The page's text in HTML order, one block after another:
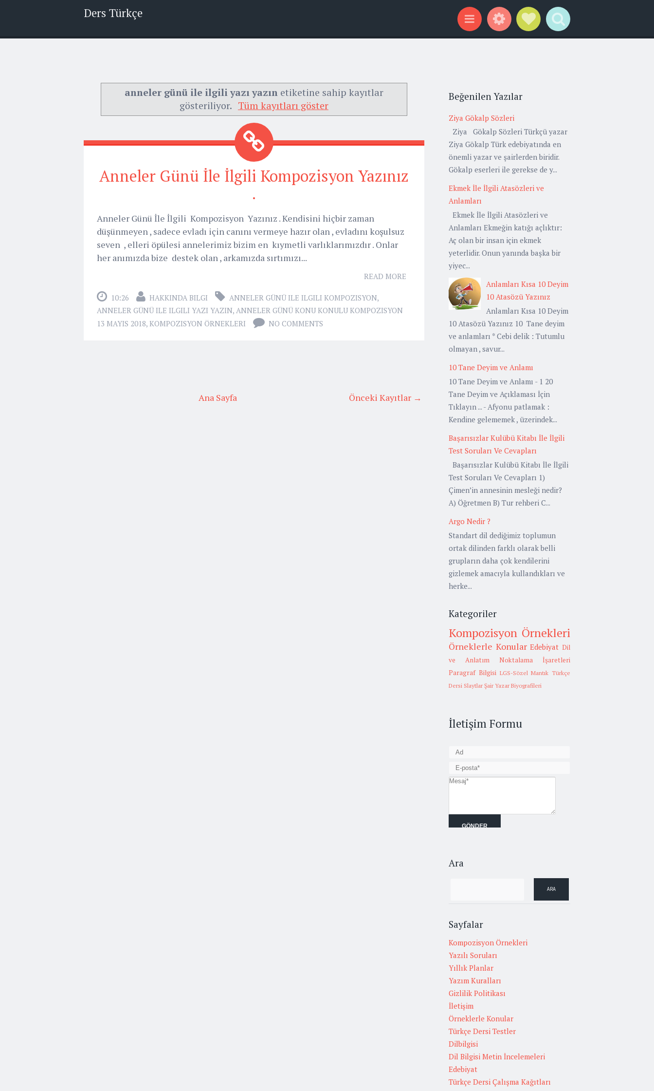
Ders Türkçe
Menu WidgetsSocial Links
Search
anneler günü ile ilgili yazı yazın etiketine sahip kayıtlar
gösteriliyor. Tüm kayıtları göster
Anneler Günü İle İlgili Kompozisyon Yazınız
.
Anneler Günü İle İlgili Kompozisyon Yazınız . Kendisini hiçbir zaman
düşünmeyen , sadece evladı için canını vermeye hazır olan , evladını koşulsuz
seven , elleri öpülesi annelerimiz bizim en kıymetli varlıklarımızdır . Onlar
her anımızda bize destek olan , arkamızda sırtımızı...
READ MORE
10:26 HAKKINDA BILGI ANNELER GÜNÜ ILE ILGILI KOMPOZISYON,
ANNELER GÜNÜ ILE ILGILI YAZI YAZIN, ANNELER GÜNÜ KONU KONULU KOMPOZISYON
13 MAYIS 2018, KOMPOZISYON ÖRNEKLERI NO COMMENTS
Önceki Kayıtlar →
Ana Sayfa
Beğenilen Yazılar
Ziya Gökalp Sözleri
Ziya Gökalp Sözleri Türkçü yazar
Ziya Gökalp Türk edebiyatında en
önemli yazar ve şairlerden biridir.
Gökalp eserleri ile gerekse de y...
Ekmek İle İlgili Atasözleri ve
Anlamları
Ekmek İle İlgili Atasözleri ve
Anlamları Ekmeğin katığı açlıktır:
Aç olan bir insan için ekmek
yeterlidir. Onun yanında başka bir
yiyec...
Anlamları Kısa 10 Deyim
10 Atasözü Yazınız
Anlamları Kısa 10 Deyim
10 Atasözü Yazınız 10 Tane deyim
ve anlamları * Cebi delik : Tutumlu
olmayan , savur...
10 Tane Deyim ve Anlamı
10 Tane Deyim ve Anlamı - 1 20
Tane Deyim ve Açıklaması İçin
Tıklayın ... - Afyonu patlamak :
Kendine gelememek , üzerindek...
Başarısızlar Kulübü Kitabı İle İlgili
Test Soruları Ve Cevapları
Başarısızlar Kulübü Kitabı İle İlgili
Test Soruları Ve Cevapları 1)
Çimen’in annesinin mesleği nedir?
A) Öğretmen B) Tur rehberi C...
Argo Nedir ?
Standart dil dediğimiz toplumun
ortak dilinden farklı olarak belli
grupların daha çok kendilerini
gizlemek amacıyla kullandıkları ve
herke...
Kategoriler
Kompozisyon Örnekleri
Örneklerle Konular Edebiyat Dil
ve Anlatım
Noktalama İşaretleri
Paragraf Bilgisi LGS-Sözel Mantık Türkçe
Dersi Slaytlar Şair Yazar Biyografileri
İletişim Formu
Ara
Sayfalar
Kompozisyon Örnekleri
Yazılı Soruları
Yıllık Planlar
Yazım Kuralları
Gizlilik Politikası
İletişim
Örneklerle Konular
Türkçe Dersi Testler
Dilbilgisi
Dil Bilgisi Metin İncelemeleri
Edebiyat
Türkçe Dersi Çalışma Kağıtları